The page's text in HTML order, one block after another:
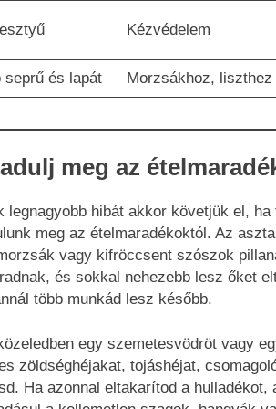
Kézvédelem
seprű és lapát Morzsákhoz, liszthez
meg az
legnagyobb hibát akkor követjük el,
meg az ételmaradékoktól. Az
vagy kifröccsent szószok
és sokkal nehezebb lesz őket
több munkád lesz később.
egy szemetesvödröt vagy
zöldséghéjakat, tojáshéjat,
Ha azonnal eltakarítod a